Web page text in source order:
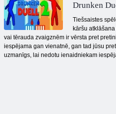
Drunken
Tiešsaistes
kāršu
vai tērauda zvaigznēm ir vērsta pret
iespējama gan vienatnē, gan tad jūsu
uzmanīgs, lai nedotu ienaidniekam